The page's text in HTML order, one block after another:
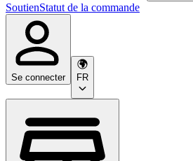
SoutienStatut de la commande
Se connecter FR